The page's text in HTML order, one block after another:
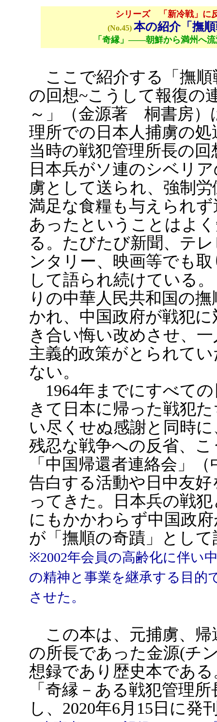
シリーズ 「新冷戦」に
(No.45) 本の紹介「撫
「奇縁」――朝鮮から満州へ
ここで紹介する「撫順
の回想~こうして報復の
～」（金源著 桐書房）
理所での日本人捕虜の
当時の戦犯管理所長の
日本兵がソ連のシベリ
虜として送られ、強制
満足な食糧も与えられ
あったということはよ
る。たびたび新聞、テ
ンタリー、映画等でも
して語られ続けている
りの中華人民共和国の
かれ、中国政府が戦犯
き合い悔い改めさせ、
主義的政策がとられて
ない。
1964年までにすべて
きて日本に帰った戦犯
い尽くせぬ感謝と同時
残忍な戦争への反省、
「中国帰還者連絡会」
告白する活動や日中友
ってきた。日本兵の戦
にもかかわらず中国政
が「撫順の奇蹟」とし
※2002年会員の高齢化に伴い
の精神と事業を継承する目的
させた。
この本は、元捕虜、帰
の所長であった金源(チ
想録であり歴史本であ
「奇縁－ある戦犯管理
し、2020年6月15日に発